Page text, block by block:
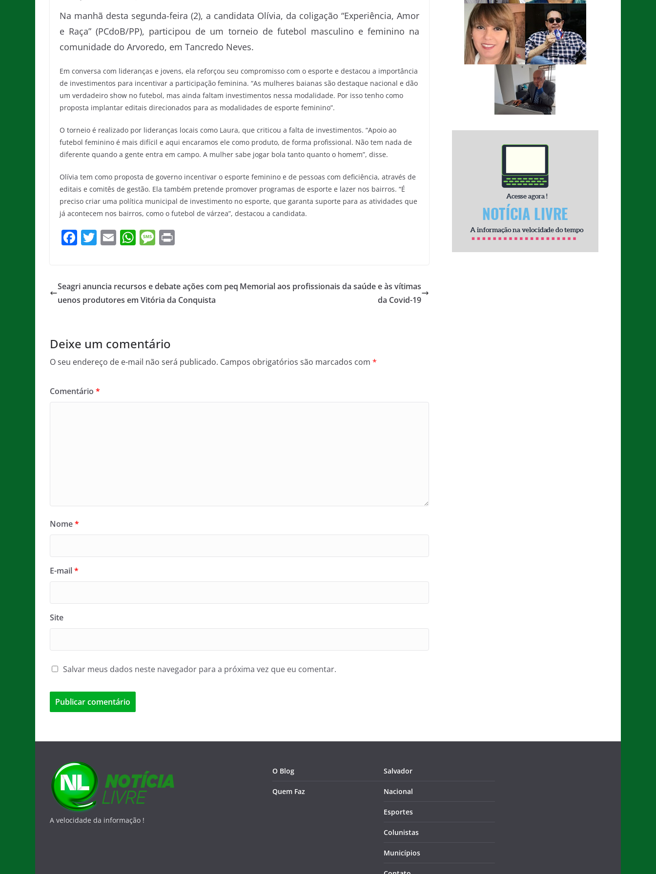
Na manhã desta segunda-feira (2), a candidata Olívia, da coligação “Experiência, Amor
e Raça” (PCdoB/PP), participou de um torneio de futebol masculino e feminino na
comunidade do Arvoredo, em Tancredo Neves.
Em conversa com lideranças e jovens, ela reforçou seu compromisso com o esporte e destacou a importância
de investimentos para incentivar a participação feminina. “As mulheres baianas são destaque nacional e dão
um verdadeiro show no futebol, mas ainda faltam investimentos nessa modalidade. Por isso tenho como
proposta implantar editais direcionados para as modalidades de esporte feminino”.
O torneio é realizado por lideranças locais como Laura, que criticou a falta de investimentos. “Apoio ao
futebol feminino é mais difícil e aqui encaramos ele como produto, de forma profissional. Não tem nada de
diferente quando a gente entra em campo. A mulher sabe jogar bola tanto quanto o homem”, disse.
Olívia tem como proposta de governo incentivar o esporte feminino e de pessoas com deficiência, através de
editais e comitês de gestão. Ela também pretende promover programas de esporte e lazer nos bairros. “É
preciso criar uma política municipal de investimento no esporte, que garanta suporte para as atividades que
já acontecem nos bairros, como o futebol de várzea”, destacou a candidata.
F
e
b
k
T
er
E
l
W
s
A
M
a
g
Seagri anuncia recursos e debate ações com peq
uenos produtores em Vitória da Conquista
Memorial aos profissionais da saúde e às vítimas
da Covid-19
Deixe um comentário
O seu endereço de e-mail não será publicado. Campos obrigatórios são marcados com *
Comentário *
Nome*
E-mail*
Site
Salvar meus dados neste navegador para a próxima vez que eu comentar.
A velocidade da informação !
O Blog
Quem Faz
Salvador
Nacional
Esportes
Colunistas
Municípios